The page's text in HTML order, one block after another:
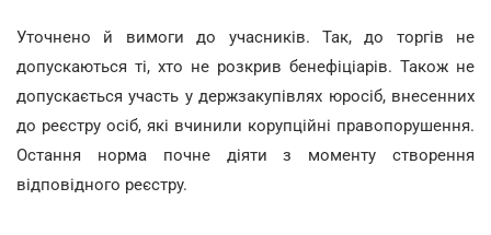
Уточнено й вимоги до учасників. Так, до торгів не
допускаються ті, хто не розкрив бенефіціарів. Також не
допускається участь у держзакупівлях юросіб, внесенних
до реєстру осіб, які вчинили корупційні правопорушення.
Остання норма почне діяти з моменту створення
відповідного реєстру.